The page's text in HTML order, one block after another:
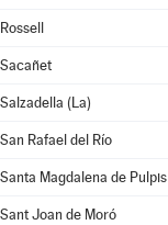
Rossell
Sacañet
Salzadella (La)
San Rafael del Río
Santa Magdalena de Pulpis
Sant Joan de Moró